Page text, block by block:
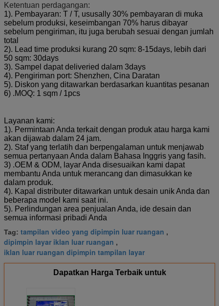
Ketentuan perdagangan:
1). Pembayaran: T / T, ususally 30% pembayaran di muka
sebelum produksi, keseimbangan 70% harus dibayar
sebelum pengiriman, itu juga berubah sesuai dengan jumlah
total
2). Lead time produksi kurang 20 sqm: 8-15days, lebih dari
50 sqm: 30days
3). Sampel dapat deliveried dalam 3days
4). Pengiriman port: Shenzhen, Cina Daratan
5). Diskon yang ditawarkan berdasarkan kuantitas pesanan
6) .MOQ: 1 sqm / 1pcs
Layanan kami:
1). Permintaan Anda terkait dengan produk atau harga kami
akan dijawab dalam 24 jam.
2). Staf yang terlatih dan berpengalaman untuk menjawab
semua pertanyaan Anda dalam Bahasa Inggris yang fasih.
3) .OEM & ODM, layar Anda disesuaikan kami dapat
membantu Anda untuk merancang dan dimasukkan ke
dalam produk.
4). Kapal distributer ditawarkan untuk desain unik Anda dan
beberapa model kami saat ini.
5). Perlindungan area penjualan Anda, ide desain dan
semua informasi pribadi Anda
Tag: tampilan video yang dipimpin luar ruangan ,
dipimpin layar iklan luar ruangan ,
iklan luar ruangan dipimpin tampilan layar
Dapatkan Harga Terbaik untuk